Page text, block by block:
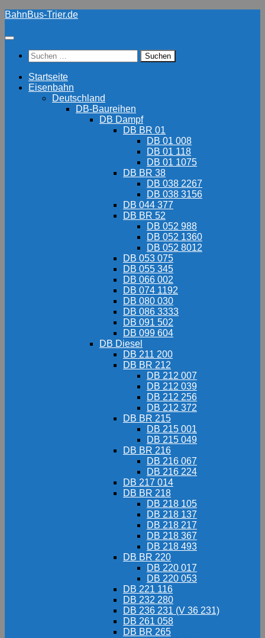
Zum
springen
BahnBus-Trier.de
Suchen
nach:
Startseite
Eisenbahn
Deutschland
DB-Baureihen
DB Dampf
DB BR 01
DB 01 008
DB 01 118
DB 01 1075
DB BR 38
DB 038 2267
DB 038 3156
DB 044 377
DB BR 52
DB 052 988
DB 052 1360
DB 052 8012
DB 053 075
DB 055 345
DB 066 002
DB 074 1192
DB 080 030
DB 086 3333
DB 091 502
DB 099 604
DB Diesel
DB 211 200
DB BR 212
DB 212 007
DB 212 039
DB 212 256
DB 212 372
DB BR 215
DB 215 001
DB 215 049
DB BR 216
DB 216 067
DB 216 224
DB 217 014
DB BR 218
DB 218 105
DB 218 137
DB 218 217
DB 218 367
DB 218 493
DB BR 220
DB 220 017
DB 220 053
DB 221 116
DB 232 280
DB 236 231 (V 36 231)
DB 261 058
DB BR 265